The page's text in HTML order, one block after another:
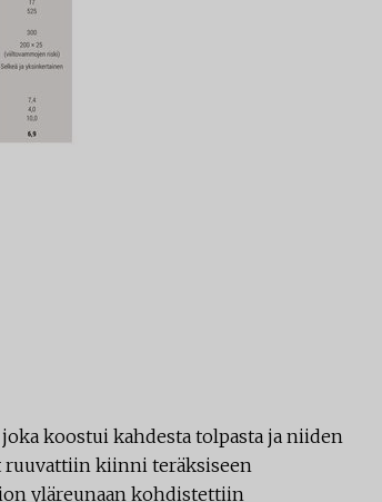
koostui kahdesta tolpasta ja niiden
ruuvattiin kiinni teräksiseen
yläreunaan kohdistettiin